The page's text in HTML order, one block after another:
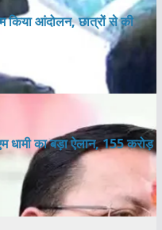
किया आंदोलन, छात्रों से की
धामी का बड़ा ऐलान, 155 करोड़